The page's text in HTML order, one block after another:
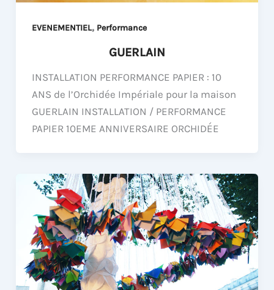
EVENEMENTIEL, Performance
GUERLAIN
INSTALLATION PERFORMANCE PAPIER : 10
ANS de l’Orchidée Impériale pour la maison
GUERLAIN INSTALLATION / PERFORMANCE
PAPIER 10EME ANNIVERSAIRE ORCHIDÉE